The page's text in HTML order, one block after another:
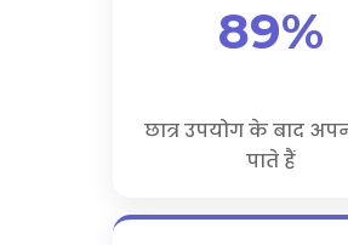
89%
छात्र उपयोग के बाद
पाते हैं